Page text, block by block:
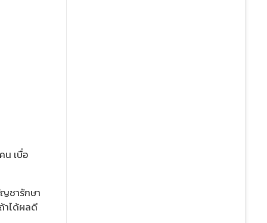
น เบื่อ
ชารักษา
าได้ผลดี